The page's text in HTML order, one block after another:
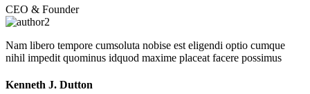
CEO & Founder
Nam libero tempore cumsoluta nobise est eligendi optio cumque
nihil impedit quominus idquod maxime placeat facere possimus
Kenneth J. Dutton